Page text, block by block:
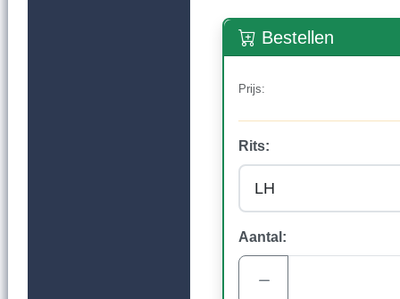
Bestellen
Prijs:
Rits:
Aantal: